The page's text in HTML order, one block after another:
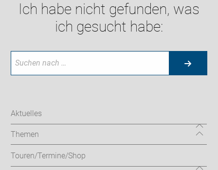
Ich habe nicht gefunden, was
ich gesucht habe:
Aktuelles
Themen
Touren/Termine/Shop